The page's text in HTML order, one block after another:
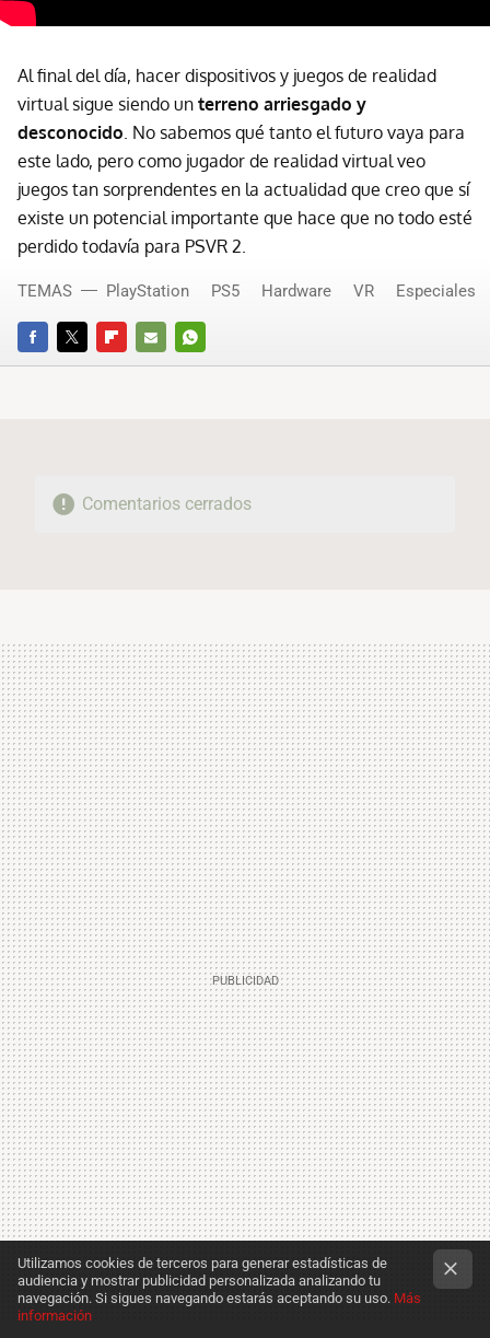
Al final del día, hacer dispositivos y juegos de realidad
virtual sigue siendo un terreno arriesgado y
desconocido. No sabemos qué tanto el futuro vaya para
este lado, pero como jugador de realidad virtual veo
juegos tan sorprendentes en la actualidad que creo que sí
existe un potencial importante que hace que no todo esté
perdido todavía para PSVR 2.
FACEBOOKTWITTERFLIPBOARD
E-
WHATSAPP
TEMAS PlayStation PS5 Hardware VR Especiales
Comentarios cerrados
Utilizamos cookies de terceros para generar estadísticas de
audiencia y mostrar publicidad personalizada analizando tu
navegación. Si sigues navegando estarás aceptando su uso. Más
información